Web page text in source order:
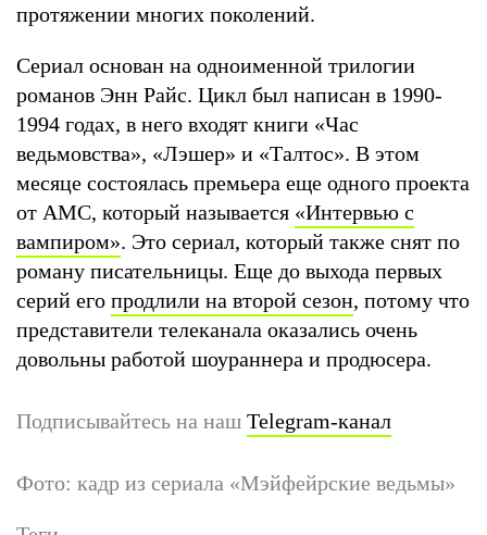
протяжении многих поколений.
Сериал основан на одноименной трилогии
романов Энн Райс. Цикл был написан в 1990-
1994 годах, в него входят книги «Час
ведьмовства», «Лэшер» и «Талтос». В этом
месяце состоялась премьера еще одного проекта
от AMC, который называется «Интервью с
вампиром». Это сериал, который также снят по
роману писательницы. Еще до выхода первых
серий его продлили на второй сезон, потому что
представители телеканала оказались очень
довольны работой шоураннера и продюсера.
Подписывайтесь на наш Telegram-канал
Фото: кадр из сериала «Мэйфейрские ведьмы»